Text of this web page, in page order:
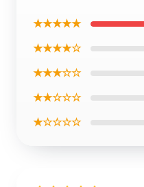
★★★★★
★★★★☆
★★★☆☆
★★☆☆☆
★☆☆☆☆